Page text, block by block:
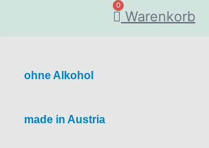
0
Warenkorb
ohne Alkohol
made in Austria